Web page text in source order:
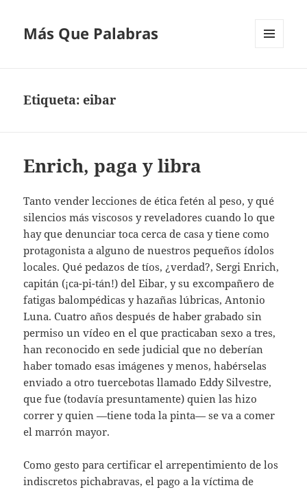
Más Que Palabras
Etiqueta:eibar
Enrich, paga y libra
Tanto vender lecciones de ética fetén al peso, y qué
silencios más viscosos y reveladores cuando lo que
hay que denunciar toca cerca de casa y tiene como
protagonista a alguno de nuestros pequeños ídolos
locales. Qué pedazos de tíos, ¿verdad?, Sergi Enrich,
capitán (¡ca-pi-tán!) del Eibar, y su excompañero de
fatigas balompédicas y hazañas lúbricas, Antonio
Luna. Cuatro años después de haber grabado sin
permiso un vídeo en el que practicaban sexo a tres,
han reconocido en sede judicial que no deberían
haber tomado esas imágenes y menos, habérselas
enviado a otro tuercebotas llamado Eddy Silvestre,
que fue (todavía presuntamente) quien las hizo
correr y quien —tiene toda la pinta— se va a comer
el marrón mayor.
Como gesto para certificar el arrepentimiento de los
indiscretos pichabravas, el pago a la víctima de